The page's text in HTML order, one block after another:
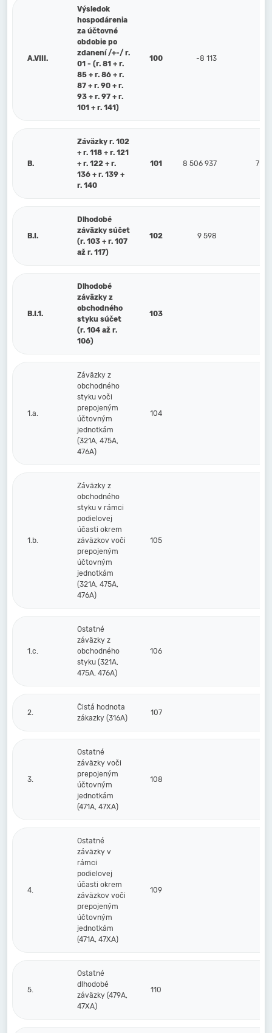
A.VIII.
Výsledok
hospodárenia
za účtovné
obdobie po
zdanení /+-/ r.
01 - (r. 81 + r.
85 + r. 86 + r.
87 + r. 90 + r.
93 + r. 97 + r.
101 + r. 141)
100 -8 113
B.
Záväzky r. 102
+ r. 118 + r. 121
+ r. 122 + r.
136 + r. 139 +
r. 140
101 8 506 937 7
B.I.
Dlhodobé
záväzky súčet
(r. 103 + r. 107
až r. 117)
102 9 598
B.I.1.
Dlhodobé
záväzky z
obchodného
styku súčet
(r. 104 až r.
106)
103
1.a.
Záväzky z
obchodného
styku voči
prepojeným
účtovným
jednotkám
(321A, 475A,
476A)
104
1.b.
Záväzky z
obchodného
styku v rámci
podielovej
účasti okrem
záväzkov voči
prepojeným
účtovným
jednotkám
(321A, 475A,
476A)
105
1.c.
Ostatné
záväzky z
obchodného
styku (321A,
475A, 476A)
106
2.
Čistá hodnota
zákazky (316A)
107
3.
Ostatné
záväzky voči
prepojeným
účtovným
jednotkám
(471A, 47XA)
108
4.
Ostatné
záväzky v
rámci
podielovej
účasti okrem
záväzkov voči
prepojeným
účtovným
jednotkám
(471A, 47XA)
109
5.
Ostatné
dlhodobé
záväzky (479A,
47XA)
110